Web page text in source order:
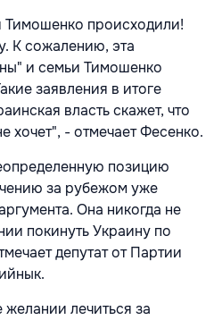
происходили!
К сожалению, эта
и семьи Тимошенко
заявления в итоге
власть скажет, что
хочет", - отмечает Фесенко.
позицию
за рубежом уже
Она никогда не
покинуть Украину по
депутат от Партии
лечиться за